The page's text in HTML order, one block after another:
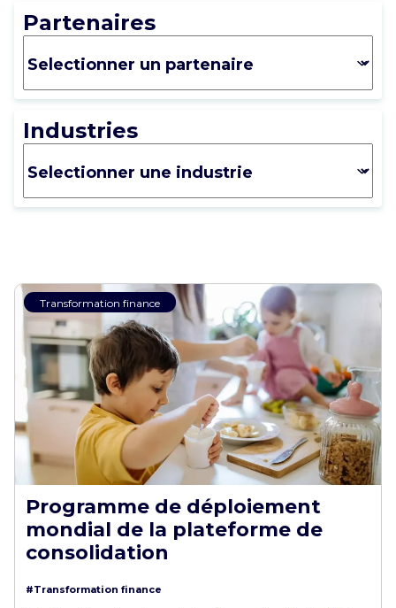
Partenaires
Industries
Transformation finance
Programme de déploiement
mondial de la plateforme de
consolidation
#Transformation finance